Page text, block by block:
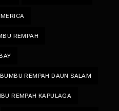
REMPAH
BUMBU REMPAH DAUN SALAM
REMPAH KAPULAGA